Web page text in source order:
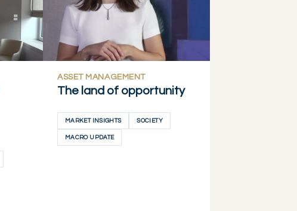
ASSET MANAGEMENT
The land of opportunity
MARKET INSIGHTS SOCIETY
MACRO UPDATE